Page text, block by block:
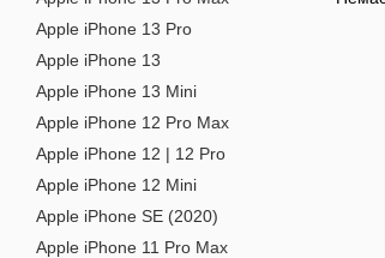
Apple iPhone 13 Pro
Apple iPhone 13
Apple iPhone 13 Mini
Apple iPhone 12 Pro Max
Apple iPhone 12 | 12 Pro
Apple iPhone 12 Mini
Apple iPhone SE (2020)
Apple iPhone 11 Pro Max